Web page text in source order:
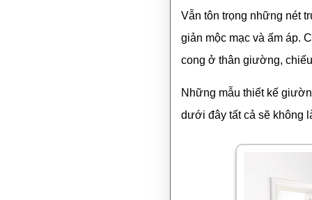
Vẫn tôn trọng những nét
giản mộc mạc và ấm áp.
cong ở thân giường,
Những mẫu thiết kế
dưới đây tất cả sẽ không